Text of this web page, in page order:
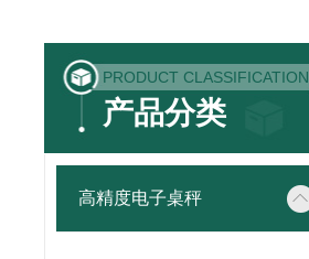
PRODUCT CLASSIFICATION
产品分类
高精度电子桌秤